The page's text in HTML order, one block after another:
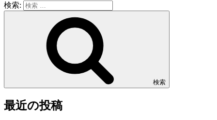
検索:
検索
最近の投稿